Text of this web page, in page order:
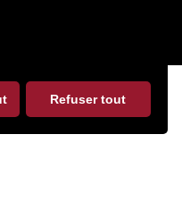
Refuser tout